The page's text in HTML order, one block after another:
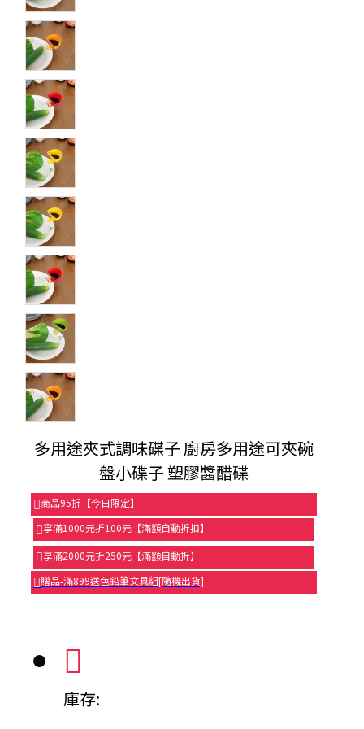
多用途夾式調味碟子 廚房多用途可夾碗
盤小碟子 塑膠醬醋碟
商品95折【今日限定】
享滿1000元折100元【滿額自動折扣】
享滿2000元折250元【滿額自動折】
贈品-滿899送色鉛筆文具組[隨機出貨]
庫存: